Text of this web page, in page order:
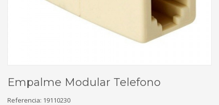
Empalme Modular Telefono
Referencia: 19110230